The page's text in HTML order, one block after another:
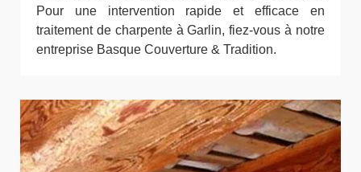
Pour une intervention rapide et efficace en
traitement de charpente à Garlin, fiez-vous à notre
entreprise Basque Couverture & Tradition.